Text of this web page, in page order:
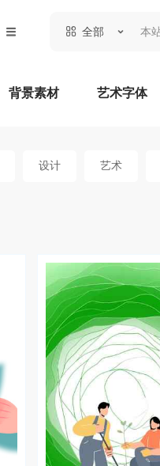
全部
背景素材 艺术字体
设计 艺术